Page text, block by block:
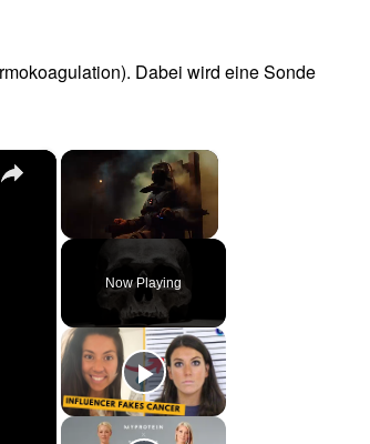
Dabei wird eine Sonde
×
Now Playing
×